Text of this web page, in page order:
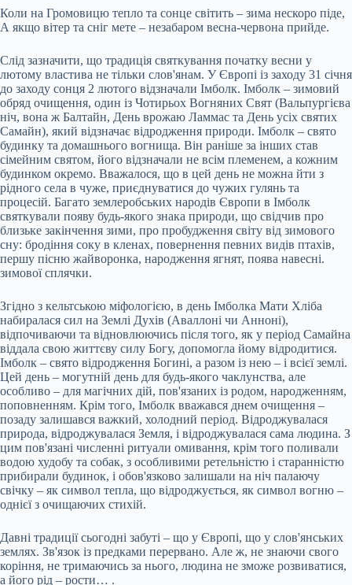
Коли на Громовицю тепло та сонце світить – зима нескоро піде,
А якщо вітер та сніг мете – незабаром весна-червона прийде.
Слід зазначити, що традиція святкування початку весни у
лютому властива не тільки слов'янам. У Європі із заходу 31 січня
до заходу сонця 2 лютого відзначали Імболк. Імболк – зимовий
обряд очищення, один із Чотирьох Вогняних Свят (Вальпургієва
ніч, вона ж Балтайн, День врожаю Ламмас та День усіх святих
Самайн), який відзначає відродження природи. Імболк – свято
будинку та домашнього вогнища. Він раніше за інших став
сімейним святом, його відзначали не всім племенем, а кожним
будинком окремо. Вважалося, що в цей день не можна йти з
рідного села в чуже, приєднуватися до чужих гулянь та
процесій. Багато землеробських народів Європи в Імболк
святкували появу будь-якого знака природи, що свідчив про
близьке закінчення зими, про пробудження світу від зимового
сну: бродіння соку в кленах, повернення певних видів птахів,
першу пісню жайворонка, народження ягнят, поява навесні.
зимової сплячки.
Згідно з кельтською міфологією, в день Імболка Мати Хліба
набиралася сил на Землі Духів (Аваллоні чи Анноні),
відпочиваючи та відновлюючись після того, як у період Самайна
віддала свою життєву силу Богу, допомогла йому відродитися.
Імболк – свято відродження Богині, а разом із нею – і всієї землі.
Цей день – могутній день для будь-якого чаклунства, але
особливо – для магічних дій, пов'язаних із родом, народженням,
поповненням. Крім того, Імболк вважався днем очищення –
позаду залишався важкий, холодний період. Відроджувалася
природа, відроджувалася Земля, і відроджувалася сама людина. З
цим пов'язані численні ритуали омивання, крім того поливали
водою худобу та собак, з особливими ретельністю і старанністю
прибирали будинок, і обов'язково залишали на ніч палаючу
свічку – як символ тепла, що відроджується, як символ вогню –
однієї з очищаючих стихій.
Давні традиції сьогодні забуті – що у Європі, що у слов'янських
землях. Зв'язок із предками перервано. Але ж, не знаючи свого
коріння, не тримаючись за нього, людина не зможе розвиватися,
а його рід – рости… .